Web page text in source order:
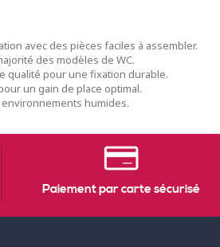
avec des pièces faciles à assembler.
des modèles de WC.
qualité pour une fixation durable.
un gain de place optimal.
humides.
Paiement par carte sécurisé